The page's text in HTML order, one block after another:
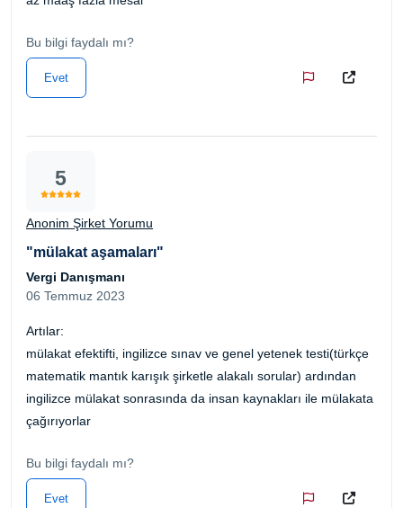
Bu bilgi faydalı mı?
Evet
5
Anonim Şirket Yorumu
"mülakat aşamaları"
Vergi Danışmanı
06 Temmuz 2023
Artılar:
mülakat efektifti, ingilizce sınav ve genel yetenek testi(türkçe
matematik mantık karışık şirketle alakalı sorular) ardından
ingilizce mülakat sonrasında da insan kaynakları ile mülakata
çağırıyorlar
Bu bilgi faydalı mı?
Evet